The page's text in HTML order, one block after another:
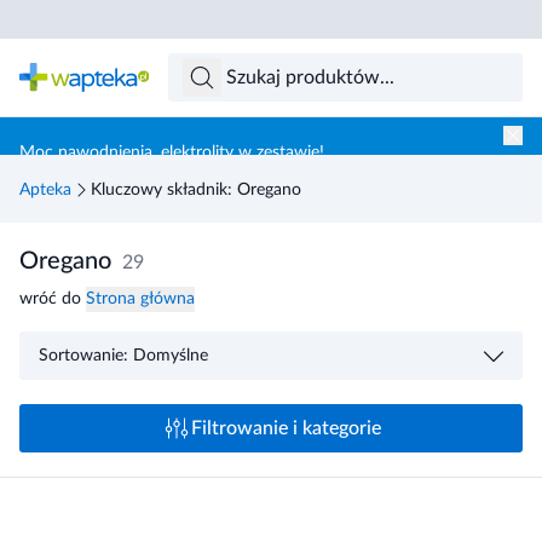
Moc nawodnienia, elektrolity w zestawie!
Apteka Kluczowy składnik: Oregano
Oregano 29
wróć do Strona główna
Sortowanie: Domyślne
Filtrowanie i kategorie